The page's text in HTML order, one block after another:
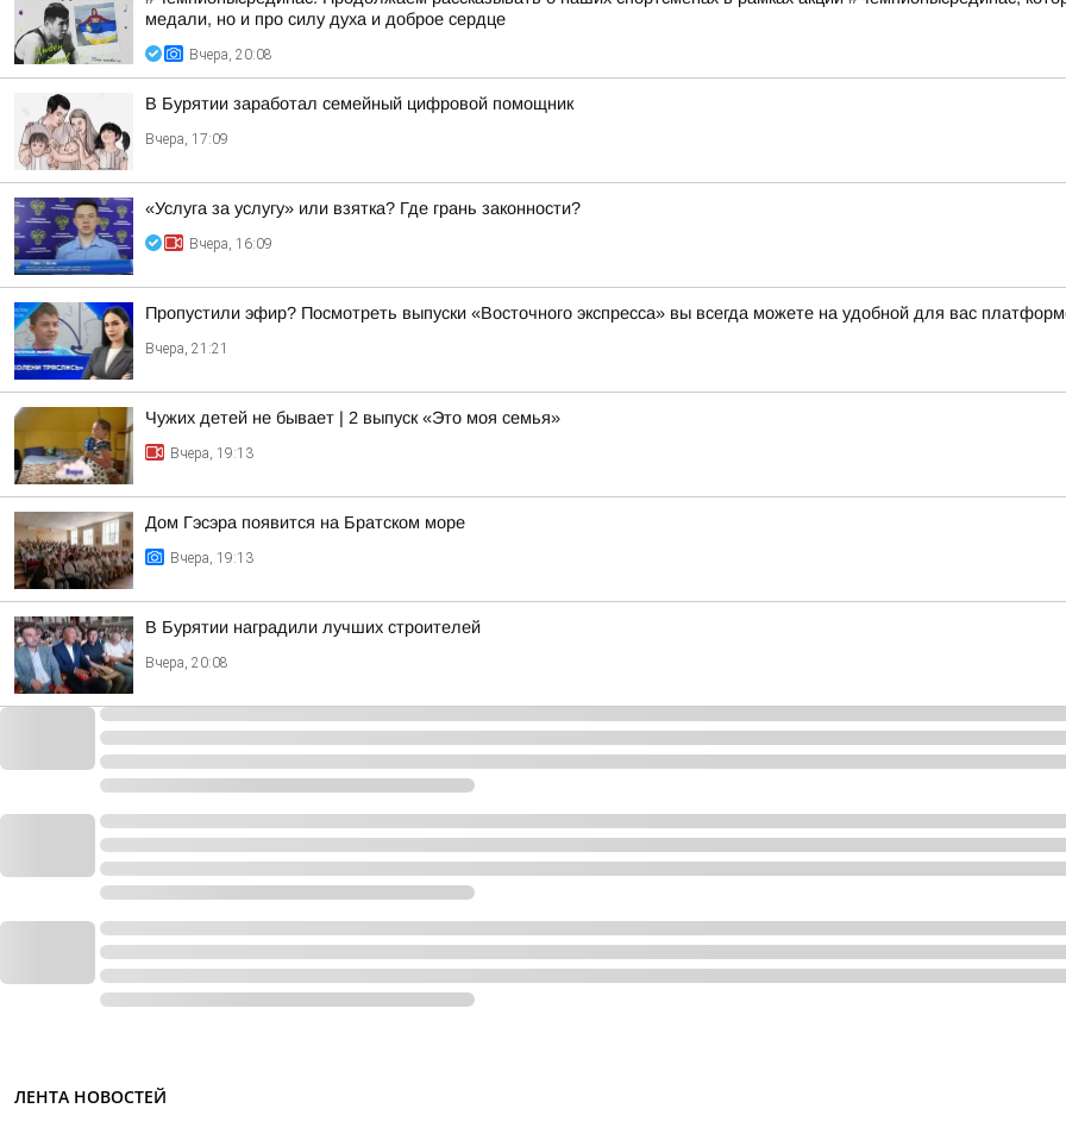
медали, но и про силу духа и доброе сердце
Вчера, 20:08
В Бурятии заработал семейный цифровой помощник
Вчера, 17:09
«Услуга за услугу» или взятка? Где грань законности?
Вчера, 16:09
Пропустили эфир? Посмотреть выпуски «Восточного экспресса» вы всегда можете на удобной для вас
Вчера, 21:21
Чужих детей не бывает | 2 выпуск «Это моя семья»
Вчера, 19:13
Дом Гэсэра появится на Братском море
Вчера, 19:13
В Бурятии наградили лучших строителей
Вчера, 20:08
ЛЕНТА НОВОСТЕЙ